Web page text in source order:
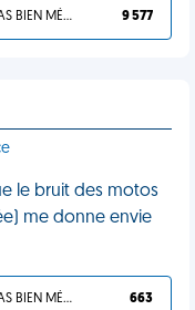
TU L'AS BIEN MÉRITÉ 9 577
le bruit des motos
me donne envie
TU L'AS BIEN MÉRITÉ 663